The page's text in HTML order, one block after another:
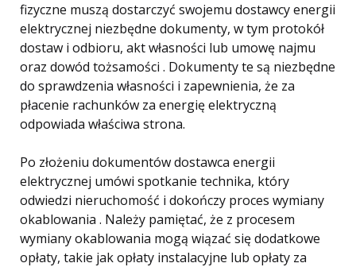
fizyczne muszą dostarczyć swojemu dostawcy energii
elektrycznej niezbędne dokumenty, w tym protokół
dostaw i odbioru, akt własności lub umowę najmu
oraz dowód tożsamości . Dokumenty te są niezbędne
do sprawdzenia własności i zapewnienia, że ​​za
płacenie rachunków za energię elektryczną
odpowiada właściwa strona.
Po złożeniu dokumentów dostawca energii
elektrycznej umówi spotkanie technika, który
odwiedzi nieruchomość i dokończy proces wymiany
okablowania . Należy pamiętać, że z procesem
wymiany okablowania mogą wiązać się dodatkowe
opłaty, takie jak opłaty instalacyjne lub opłaty za